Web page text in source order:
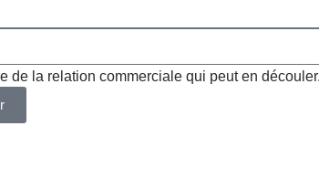
de la relation commerciale qui peut en découler.